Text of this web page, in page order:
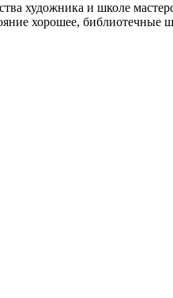
художника и школе
хорошее,